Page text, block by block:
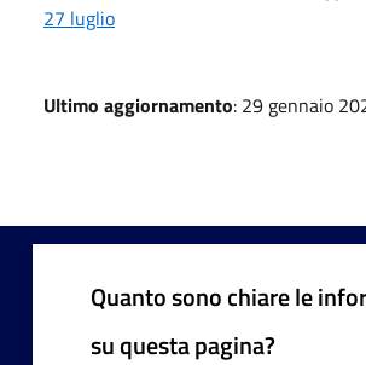
27 luglio
Ultimo aggiornamento: 29 gennaio
Quanto sono chiare le
su questa pagina?